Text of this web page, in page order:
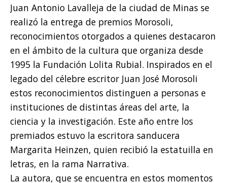
Juan Antonio Lavalleja de la ciudad de Minas se
realizó la entrega de premios Morosoli,
reconocimientos otorgados a quienes destacaron
en el ámbito de la cultura que organiza desde
1995 la Fundación Lolita Rubial. Inspirados en el
legado del célebre escritor Juan José Morosoli
estos reconocimientos distinguen a personas e
instituciones de distintas áreas del arte, la
ciencia y la investigación. Este año entre los
premiados estuvo la escritora sanducera
Margarita Heinzen, quien recibió la estatuilla en
letras, en la rama Narrativa.
La autora, que se encuentra en estos momentos